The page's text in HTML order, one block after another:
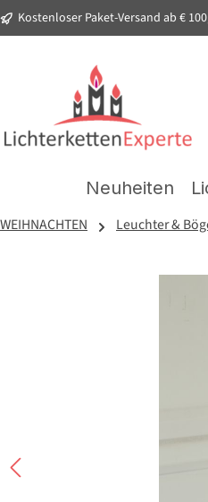
Zur
Kostenloser Paket-Versand ab €
Neuheiten
WEIHNACHTEN Leuchter &